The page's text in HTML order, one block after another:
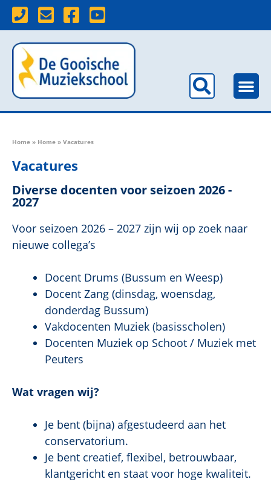
Home » Home » Vacatures
Vacatures
Diverse docenten voor seizoen 2026 -
2027
Voor seizoen 2026 – 2027 zijn wij op zoek naar
nieuwe collega’s
Docent Drums (Bussum en Weesp)
Docent Zang (dinsdag, woensdag,
donderdag Bussum)
Vakdocenten Muziek (basisscholen)
Docenten Muziek op Schoot / Muziek met
Peuters
Wat vragen wij?
Je bent (bijna) afgestudeerd aan het
conservatorium.
Je bent creatief, flexibel, betrouwbaar,
klantgericht en staat voor hoge kwaliteit.